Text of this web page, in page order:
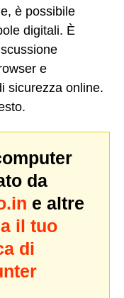
è possibile
digitali. È
e
sicurezza online.
da
e altre
il tuo
di